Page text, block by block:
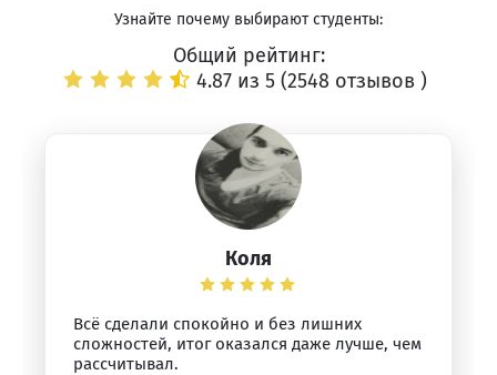
Узнайте почему выбирают студенты:
Общий рейтинг:
4.87 из 5 (2548 отзывов )
Коля
Всё сделали спокойно и без лишних
сложностей, итог оказался даже лучше, чем
рассчитывал.